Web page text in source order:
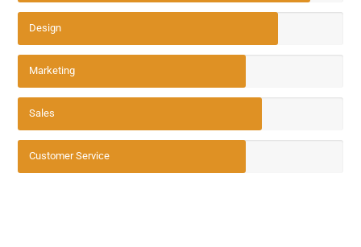
Design
Marketing
Sales
Customer Service